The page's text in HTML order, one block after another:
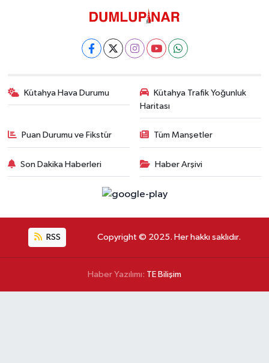
Kütahya Hava Durumu
Kütahya Trafik Yoğunluk
Haritası
Puan Durumu ve Fikstür Tüm Manşetler
Son Dakika Haberleri Haber Arşivi
RSS Copyright © 2025. Her hakkı saklıdır.
Haber Yazılımı: TE Bilişim